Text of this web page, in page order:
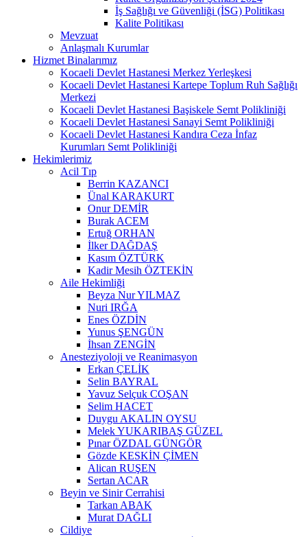
İş Sağlığı ve Güvenliği (İSG) Politikası
Kalite Politikası
Mevzuat
Anlaşmalı Kurumlar
Hizmet Binalarımız
Kocaeli Devlet Hastanesi Merkez Yerleşkesi
Kocaeli Devlet Hastanesi Kartepe Toplum Ruh Sağlığı
Merkezi
Kocaeli Devlet Hastanesi Başiskele Semt Polikliniği
Kocaeli Devlet Hastanesi Sanayi Semt Polikliniği
Kocaeli Devlet Hastanesi Kandıra Ceza İnfaz
Kurumları Semt Polikliniği
Hekimlerimiz
Acil Tıp
Berrin KAZANCI
Ünal KARAKURT
Onur DEMİR
Burak ACEM
Ertuğ ORHAN
İlker DAĞDAŞ
Kasım ÖZTÜRK
Kadir Mesih ÖZTEKİN
Aile Hekimliği
Beyza Nur YILMAZ
Nuri IRĞA
Enes ÖZDİN
Yunus ŞENGÜN
İhsan ZENGİN
Anesteziyoloji ve Reanimasyon
Erkan ÇELİK
Selin BAYRAL
Yavuz Selçuk COŞAN
Selim HACET
Duygu AKALIN OYSU
Melek YUKARIBAŞ GÜZEL
Pınar ÖZDAL GÜNGÖR
Gözde KESKİN ÇİMEN
Alican RUŞEN
Sertan ACAR
Beyin ve Sinir Cerrahisi
Tarkan ABAK
Murat DAĞLI
Cildiye